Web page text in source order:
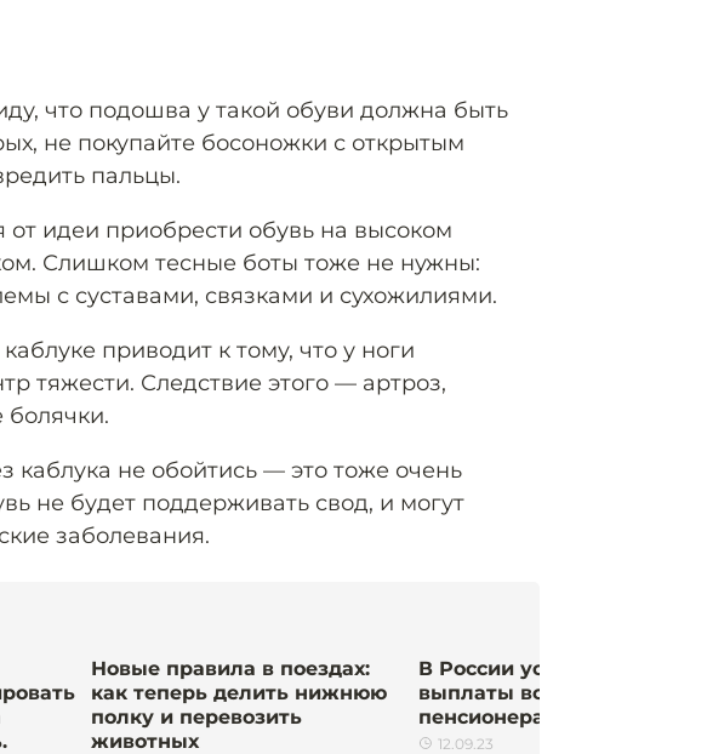
что подошва у такой обуви должна быть
не покупайте босоножки с открытым
пальцы.
от идеи приобрести обувь на высоком
Слишком тесные боты тоже не нужны:
с суставами, связками и сухожилиями.
приводит к тому, что у ноги
тяжести. Следствие этого — артроз,
болячки.
каблука не обойтись — это тоже очень
не будет поддерживать свод, и могут
заболевания.
Новые правила в поездах:
как теперь делить нижнюю
полку и перевозить
животных
В России установили новые
выплаты военным
пенсионерам. Подробности
12.09.23